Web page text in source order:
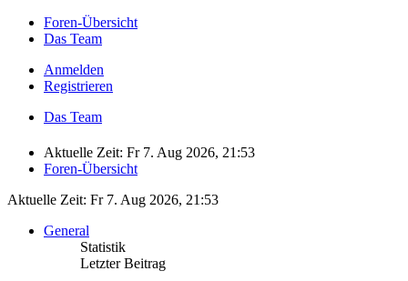
Foren-Übersicht
Das Team
Anmelden
Registrieren
Das Team
Aktuelle Zeit: Fr 7. Aug 2026, 21:53
Foren-Übersicht
Aktuelle Zeit: Fr 7. Aug 2026, 21:53
General
Statistik
Letzter Beitrag